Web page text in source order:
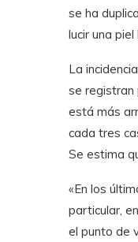
se ha
lucir una
La
se registran
está más
cada tres
Se estima
«En los
particular,
el punto de